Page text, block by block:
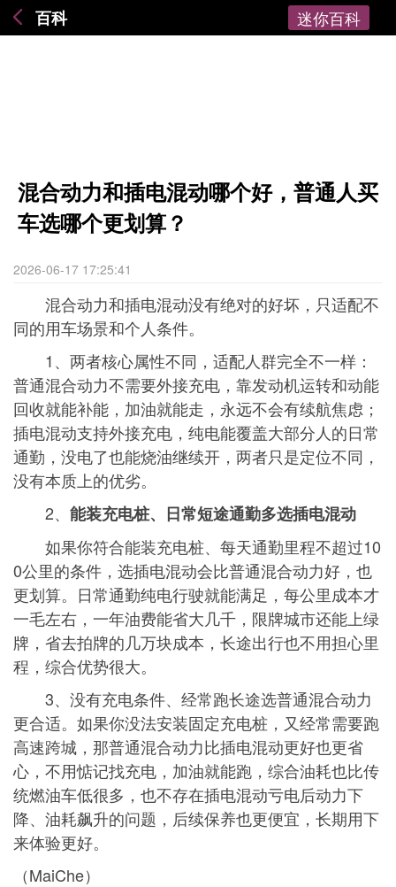
百科 迷你百科
混合动力和插电混动哪个好，普通人买
车选哪个更划算？
2026-06-17 17:25:41
混合动力和插电混动没有绝对的好坏，只适配不
同的用车场景和个人条件。
1、两者核心属性不同，适配人群完全不一样：
普通混合动力不需要外接充电，靠发动机运转和动能
回收就能补能，加油就能走，永远不会有续航焦虑；
插电混动支持外接充电，纯电能覆盖大部分人的日常
通勤，没电了也能烧油继续开，两者只是定位不同，
没有本质上的优劣。
2、 能装充电桩、日常短途通勤多选插电混动
如果你符合能装充电桩、每天通勤里程不超过10
0公里的条件，选插电混动会比普通混合动力好，也
更划算。日常通勤纯电行驶就能满足，每公里成本才
一毛左右，一年油费能省大几千，限牌城市还能上绿
牌，省去拍牌的几万块成本，长途出行也不用担心里
程，综合优势很大。
3、没有充电条件、经常跑长途选普通混合动力
更合适。如果你没法安装固定充电桩，又经常需要跑
高速跨城，那普通混合动力比插电混动更好也更省
心，不用惦记找充电，加油就能跑，综合油耗也比传
统燃油车低很多，也不存在插电混动亏电后动力下
降、油耗飙升的问题，后续保养也更便宜，长期用下
来体验更好。
（MaiChe）